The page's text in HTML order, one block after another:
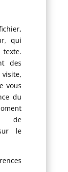
qui
des
vous
du
de
le